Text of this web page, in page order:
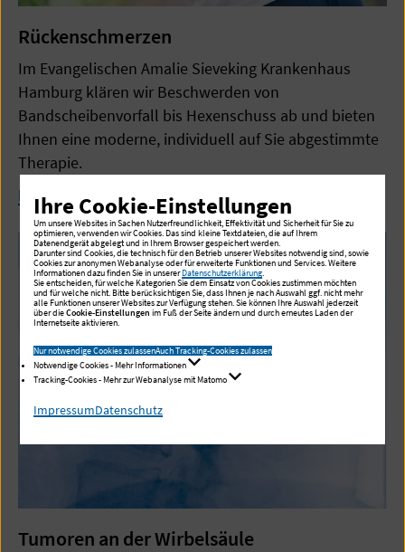
Rückenschmerzen
Im Evangelischen Amalie Sieveking Krankenhaus
Hamburg klären wir Beschwerden von
Bandscheibenvorfall bis Hexenschuss ab und bieten
Ihnen eine moderne, individuell auf Sie abgestimmte
Therapie.
Mehr zur Behandlung von Rückenschmerzen
Tumoren an der Wirbelsäule
Ihre Cookie-Einstellungen
Um unsere Websites in Sachen Nutzerfreundlichkeit, Effektivität und Sicherheit für Sie zu
optimieren, verwenden wir Cookies. Das sind kleine Textdateien, die auf Ihrem
Datenendgerät abgelegt und in Ihrem Browser gespeichert werden.
Darunter sind Cookies, die technisch für den Betrieb unserer Websites notwendig sind, sowie
Cookies zur anonymen Webanalyse oder für erweiterte Funktionen und Services. Weitere
Informationen dazu finden Sie in unsererDatenschutzerklärung
Sie entscheiden, für welche Kategorien Sie dem Einsatz von Cookies zustimmen möchten
und für welche nicht. Bitte berücksichtigen Sie, dass Ihnen je nach Auswahl ggf. nicht mehr
alle Funktionen unserer Websites zur Verfügung stehen. Sie können Ihre Auswahl jederzeit
über dieCookie-Einstellungen im Fuß der Seite ändern und durch erneutes Laden der
Internetseite aktivieren.
Nur notwendige Cookies zulassenAuch Tracking-Cookies zulassen
Notwendige Cookies - Mehr Informationen
Tracking-Cookies - Mehr zur Webanalyse mit Matomo
ImpressumDatenschutz